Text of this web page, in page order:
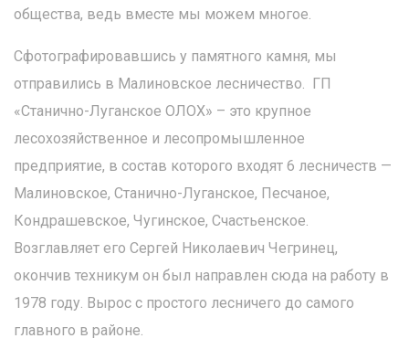
общества, ведь вместе мы можем многое.
Сфотографировавшись у памятного камня, мы
отправились в Малиновское лесничество. ГП
«Станично-Луганское ОЛОХ» – это крупное
лесохозяйственное и лесопромышленное
предприятие, в состав которого входят 6 лесничеств —
Малиновское, Станично-Луганское, Песчаное,
Кондрашевское, Чугинское, Счастьенское.
Возглавляет его Сергей Николаевич Чегринец,
окончив техникум он был направлен сюда на работу в
1978 году. Вырос с простого лесничего до самого
главного в районе.